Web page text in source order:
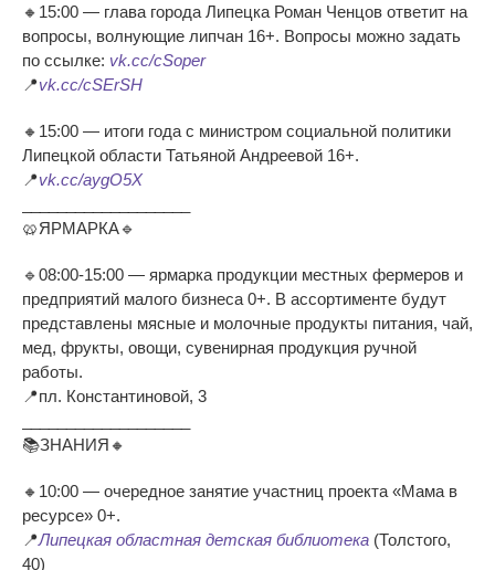
🔸15:00 — глава города Липецка Роман Ченцов ответит на
вопросы, волнующие липчан 16+. Вопросы можно задать
по ссылке: vk.cc/cSoper
📍vk.cc/cSErSH
🔸15:00 — итоги года с министром социальной политики
Липецкой области Татьяной Андреевой 16+.
📍vk.cc/aygO5X
🥨ЯРМАРКА🔹
🔹08:00-15:00 — ярмарка продукции местных фермеров и
предприятий малого бизнеса 0+. В ассортименте будут
представлены мясные и молочные продукты питания, чай,
мед, фрукты, овощи, сувенирная продукция ручной
работы.
📍пл. Константиновой, 3
📚ЗНАНИЯ🔸
🔸10:00 — очередное занятие участниц проекта «Мама в
ресурсе» 0+.
📍Липецкая областная детская библиотека (Толстого,
40)